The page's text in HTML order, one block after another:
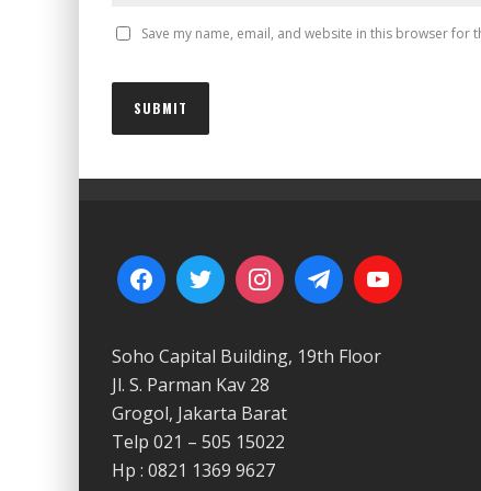
Save my name, email, and website in this browser for
Soho Capital Building, 19th Floor
Jl. S. Parman Kav 28
Grogol, Jakarta Barat
Telp 021 – 505 15022
Hp : 0821 1369 9627